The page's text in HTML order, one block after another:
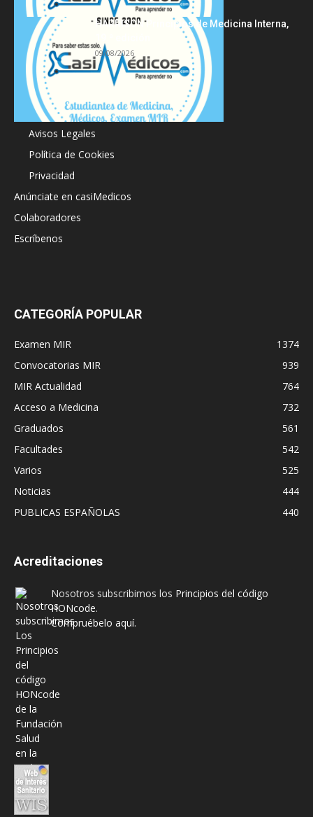
HARRISON Principios de Medicina Interna,
09/08/2026
Acerca de
Avisos Legales
Política de Cookies
Privacidad
Anúnciate en casiMedicos
Colaboradores
Escríbenos
CATEGORÍA POPULAR
Examen MIR
1374
Convocatorias MIR
939
MIR Actualidad
764
Acceso a Medicina
732
Graduados
561
Facultades
542
Varios
525
Noticias
444
PUBLICAS ESPAÑOLAS
440
Acreditaciones
Nosotros subscribimos los Principios del código
HONcode.
Compruébelo aquí.